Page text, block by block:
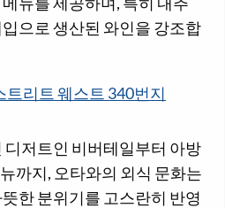
으로 생산된 와인을 강조합
트리트 웨스트 340번지
디저트인 비버테일부터 아방
까지, 오타와의 외식 문화는
한 분위기를 고스란히 반영